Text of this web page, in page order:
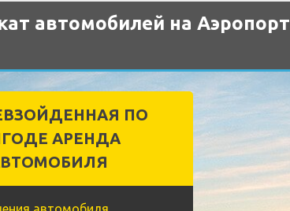
автомобилей на Аэропорт
ПО
АРЕНДА